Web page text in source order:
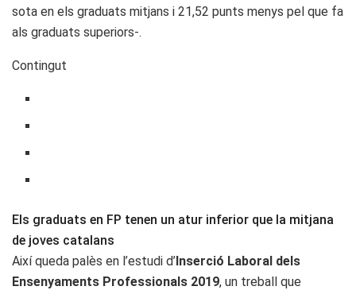
sota en els graduats mitjans i 21,52 punts menys pel que fa
als graduats superiors-.
Contingut
Els graduats en FP tenen un atur inferior que la mitjana
de joves catalans
Així queda palès en l’estudi d’ Inserció Laboral dels
Ensenyaments Professionals 2019, un treball que